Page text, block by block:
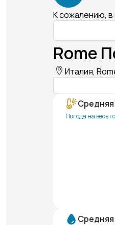
К сожалению,
Rome
Италия,
Погода на весь